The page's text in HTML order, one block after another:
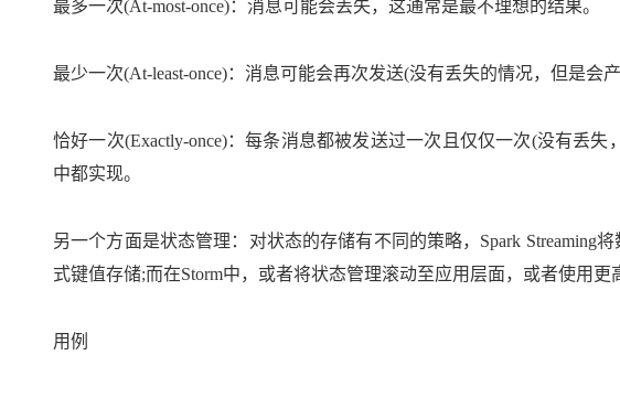
最多一次(At-most-once)：消息可能会丢失，这通常是最不理想的结果。
最少一次(At-least-once)：消息可能会再次发送(没有丢失的情况，但是会
恰好一次(Exactly-once)：每条消息都被发送过一次且仅仅一次(没有丢
中都实现。
另一个方面是状态管理：对状态的存储有不同的策略，Spark Streaming
式键值存储;而在Storm中，或者将状态管理滚动至应用层面，或者使用更
用例